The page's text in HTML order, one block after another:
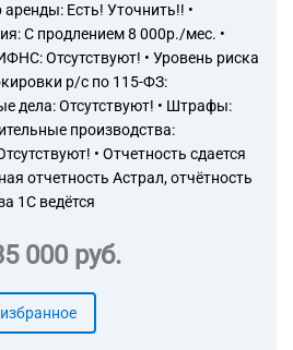
аренды: Есть! Уточнить!! •
С продлением 8 000р./мес. •
Отсутствуют! • Уровень риска
р/с по 115-ФЗ:
дела: Отсутствуют! • Штрафы:
производства:
• Отчетность сдается
отчетность Астрал, отчётность
1С ведётся
000 руб.